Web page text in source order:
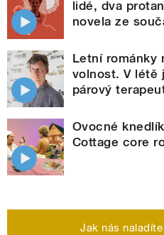
lidé, dva
novela ze
Letní románky
volnost. V létě
párový
Ovocné
Cottage core
Jak nás